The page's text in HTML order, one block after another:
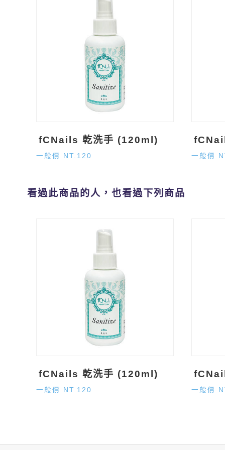
fCNails 乾洗手 (120ml)
一般價 NT.120 一般價
看過此商品的人，也看過下列商品
fCNails 乾洗手 (120ml)
一般價 NT.120 一般價